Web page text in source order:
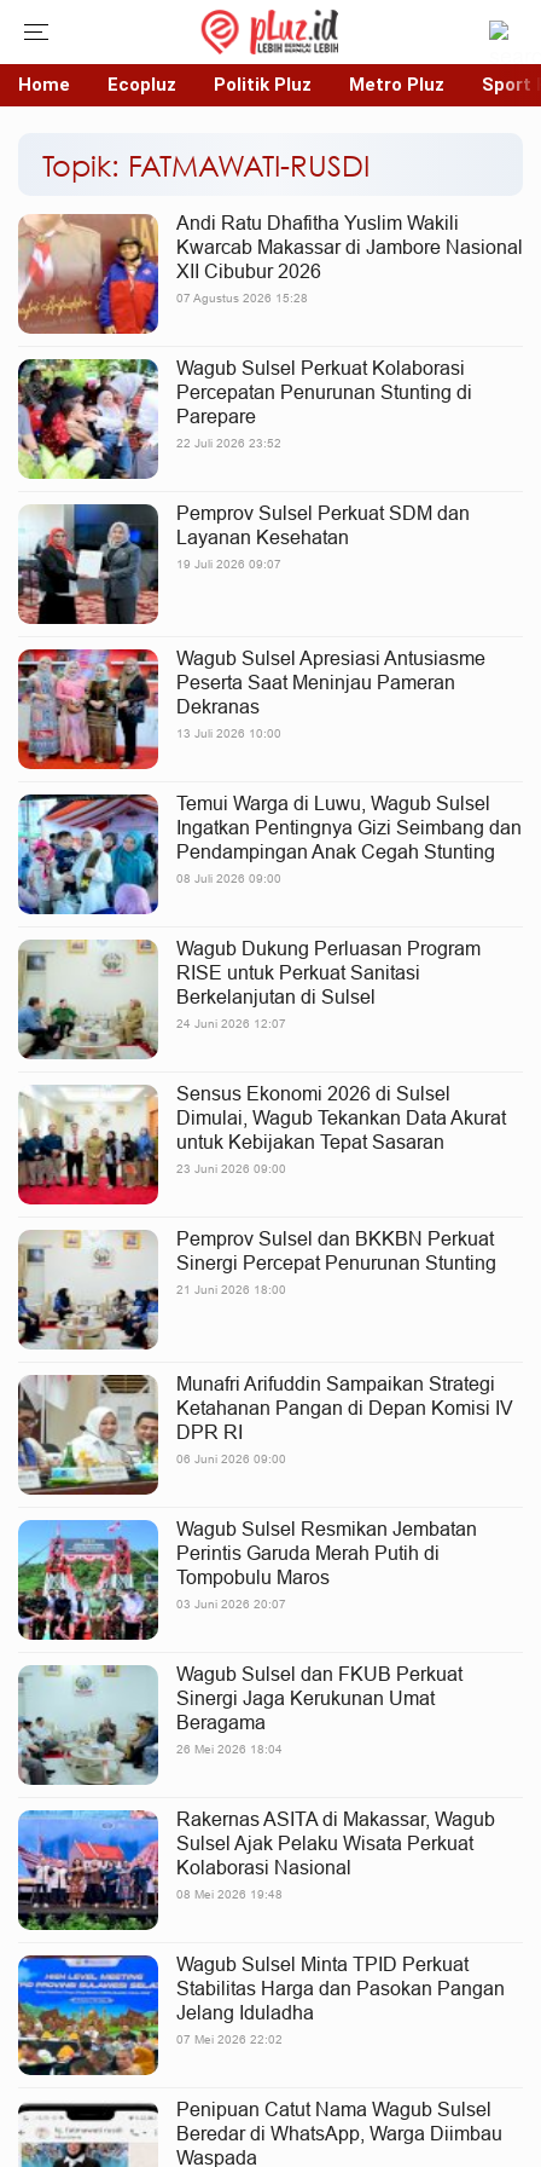
Home Ecopluz Politik Pluz Metro Pluz Sport
Topik: FATMAWATI-RUSDI
Andi Ratu Dhafitha Yuslim Wakili
Kwarcab Makassar di Jambore Nasional
XII Cibubur 2026
07 Agustus 2026 15:28
Wagub Sulsel Perkuat Kolaborasi
Percepatan Penurunan Stunting di
Parepare
22 Juli 2026 23:52
Pemprov Sulsel Perkuat SDM dan
Layanan Kesehatan
19 Juli 2026 09:07
Wagub Sulsel Apresiasi Antusiasme
Peserta Saat Meninjau Pameran
Dekranas
13 Juli 2026 10:00
Temui Warga di Luwu, Wagub Sulsel
Ingatkan Pentingnya Gizi Seimbang dan
Pendampingan Anak Cegah Stunting
08 Juli 2026 09:00
Wagub Dukung Perluasan Program
RISE untuk Perkuat Sanitasi
Berkelanjutan di Sulsel
24 Juni 2026 12:07
Sensus Ekonomi 2026 di Sulsel
Dimulai, Wagub Tekankan Data Akurat
untuk Kebijakan Tepat Sasaran
23 Juni 2026 09:00
Pemprov Sulsel dan BKKBN Perkuat
Sinergi Percepat Penurunan Stunting
21 Juni 2026 18:00
Munafri Arifuddin Sampaikan Strategi
Ketahanan Pangan di Depan Komisi IV
DPR RI
06 Juni 2026 09:00
Wagub Sulsel Resmikan Jembatan
Perintis Garuda Merah Putih di
Tompobulu Maros
03 Juni 2026 20:07
Wagub Sulsel dan FKUB Perkuat
Sinergi Jaga Kerukunan Umat
Beragama
26 Mei 2026 18:04
Rakernas ASITA di Makassar, Wagub
Sulsel Ajak Pelaku Wisata Perkuat
Kolaborasi Nasional
08 Mei 2026 19:48
Wagub Sulsel Minta TPID Perkuat
Stabilitas Harga dan Pasokan Pangan
Jelang Iduladha
07 Mei 2026 22:02
Penipuan Catut Nama Wagub Sulsel
Beredar di WhatsApp, Warga Diimbau
Waspada